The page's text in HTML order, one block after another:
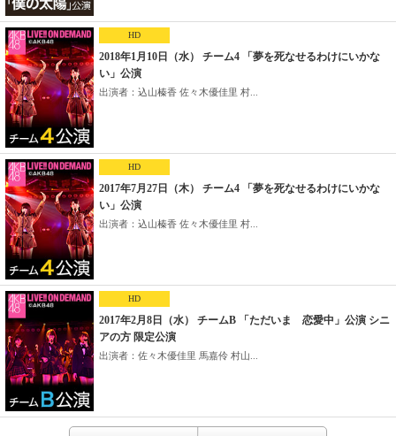
HD
2018年1月10日（水） チーム4 「夢を死なせるわけにいかな
い」公演
出演者：込山榛香 佐々木優佳里 村...
HD
2017年7月27日（木） チーム4 「夢を死なせるわけにいかな
い」公演
出演者：込山榛香 佐々木優佳里 村...
HD
2017年2月8日（水） チームB 「ただいま 恋愛中」公演 シニ
アの方 限定公演
出演者：佐々木優佳里 馬嘉伶 村山...